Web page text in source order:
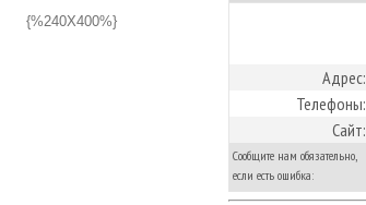
{%240X400%}
Адрес:
Телефоны:
Сайт:
Сообщите нам обязательно,
если есть ошибка: